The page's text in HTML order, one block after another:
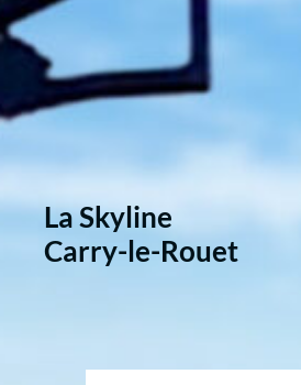
La Skyline
Carry-le-Rouet